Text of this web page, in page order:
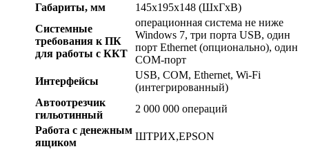
Габариты, мм
145х195х148 (ШхГхВ)
Системные
требования к ПК
для работы с ККТ
операционная система не ниже
Windows 7, три порта USB, один
порт Ethernet (опционально), один
COM-порт
Интерфейсы
USB, COM, Ethernet, Wi-Fi
(интегрированный)
Автоотрезчик
гильотинный
2 000 000 операций
Работа с денежным
ящиком
ШТРИХ,EPSON